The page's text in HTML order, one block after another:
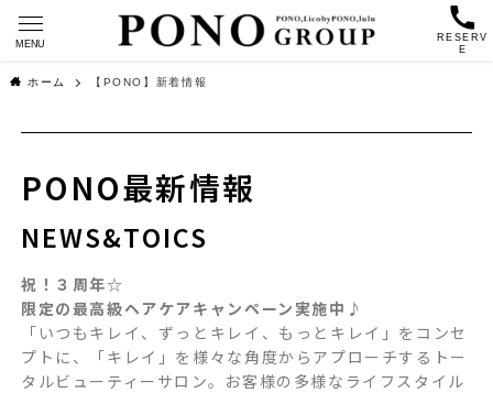
RESERV
E
MENU
ホーム 【PONO】新着情報
PONO最新情報
NEWS&TOICS
祝！３周年☆
限定の最高級ヘアケアキャンペーン実施中♪
「いつもキレイ、ずっとキレイ、もっとキレイ」をコンセ
プトに、「キレイ」を様々な角度からアプローチするトー
タルビューティーサロン。お客様の多様なライフスタイル